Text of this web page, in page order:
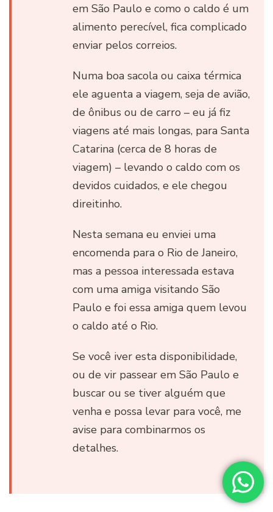
em São Paulo e como o caldo é um
alimento perecível, fica complicado
enviar pelos correios.
Numa boa sacola ou caixa térmica
ele aguenta a viagem, seja de avião,
de ônibus ou de carro – eu já fiz
viagens até mais longas, para Santa
Catarina (cerca de 8 horas de
viagem) – levando o caldo com os
devidos cuidados, e ele chegou
direitinho.
Nesta semana eu enviei uma
encomenda para o Rio de Janeiro,
mas a pessoa interessada estava
com uma amiga visitando São
Paulo e foi essa amiga quem levou
o caldo até o Rio.
Se você iver esta disponibilidade,
ou de vir passear em São Paulo e
buscar ou se tiver alguém que
venha e possa levar para você, me
avise para combinarmos os
detalhes.